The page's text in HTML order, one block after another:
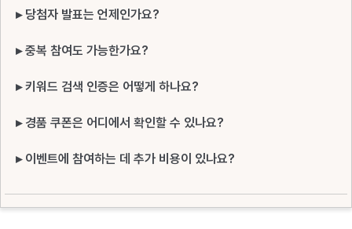
▸ 당첨자 발표는 언제인가요?
▸ 중복 참여도 가능한가요?
▸ 키워드 검색 인증은 어떻게 하나요?
▸ 경품 쿠폰은 어디에서 확인할 수 있나요?
▸ 이벤트에 참여하는 데 추가 비용이 있나요?